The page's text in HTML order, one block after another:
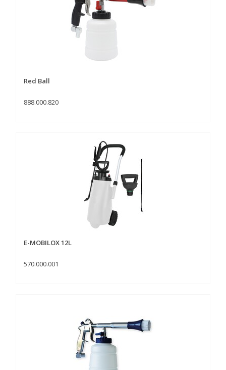
Red Ball
888.000.820
E-MOBILOX 12L
570.000.001